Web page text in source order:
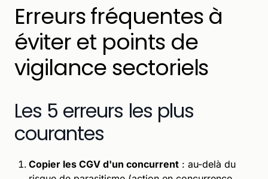
Erreurs fréquentes à
éviter et points de
vigilance sectoriels
Les 5 erreurs les plus
courantes
Copier les CGV d'un concurrent : au-delà du